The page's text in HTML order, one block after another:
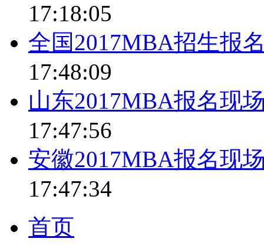
17:18:05
全国2017MBA招生报
17:48:09
山东2017MBA报名现
17:47:56
安徽2017MBA报名现
17:47:34
首页